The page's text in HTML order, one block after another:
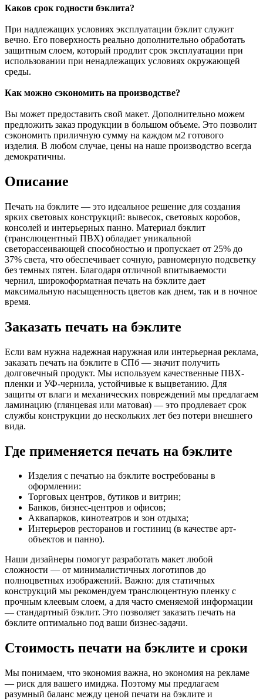
Каков срок годности бэклита?
При надлежащих условиях эксплуатации бэклит служит
вечно. Его поверхность реально дополнительно обработать
защитным слоем, который продлит срок эксплуатации при
использовании при ненадлежащих условиях окружающей
среды.
Как можно сэкономить на производстве?
Вы может предоставить свой макет. Дополнительно можем
предложить заказ продукции в большом объеме. Это позволит
сэкономить приличную сумму на каждом м2 готового
изделия. В любом случае, цены на наше производство всегда
демократичны.
Описание
Печать на бэклите — это идеальное решение для создания
ярких световых конструкций: вывесок, световых коробов,
консолей и интерьерных панно. Материал бэклит
(транслюцентный ПВХ) обладает уникальной
светорассеивающей способностью и пропускает от 25% до
37% света, что обеспечивает сочную, равномерную подсветку
без темных пятен. Благодаря отличной впитываемости
чернил, широкоформатная печать на бэклите дает
максимальную насыщенность цветов как днем, так и в ночное
время.
Заказать печать на бэклите
Если вам нужна надежная наружная или интерьерная реклама,
заказать печать на бэклите в СПб — значит получить
долговечный продукт. Мы используем качественные ПВХ-
пленки и УФ-чернила, устойчивые к выцветанию. Для
защиты от влаги и механических повреждений мы предлагаем
ламинацию (глянцевая или матовая) — это продлевает срок
службы конструкции до нескольких лет без потери внешнего
вида.
Где применяется печать на бэклите
Изделия с печатью на бэклите востребованы в
оформлении:
Торговых центров, бутиков и витрин;
Банков, бизнес-центров и офисов;
Аквапарков, кинотеатров и зон отдыха;
Интерьеров ресторанов и гостиниц (в качестве арт-
объектов и панно).
Наши дизайнеры помогут разработать макет любой
сложности — от минималистичных логотипов до
полноцветных изображений. Важно: для статичных
конструкций мы рекомендуем транслюцентную пленку с
прочным клеевым слоем, а для часто сменяемой информации
— стандартный бэклит. Это позволяет заказать печать на
бэклите оптимально под ваши бизнес-задачи.
Стоимость печати на бэклите и сроки
Мы понимаем, что экономия важна, но экономия на рекламе
— риск для вашего имиджа. Поэтому мы предлагаем
разумный баланс между ценой печати на бэклите и